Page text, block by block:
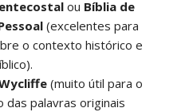
ou Bíblia de
(excelentes para
o contexto histórico e
(muito útil para o
palavras originais